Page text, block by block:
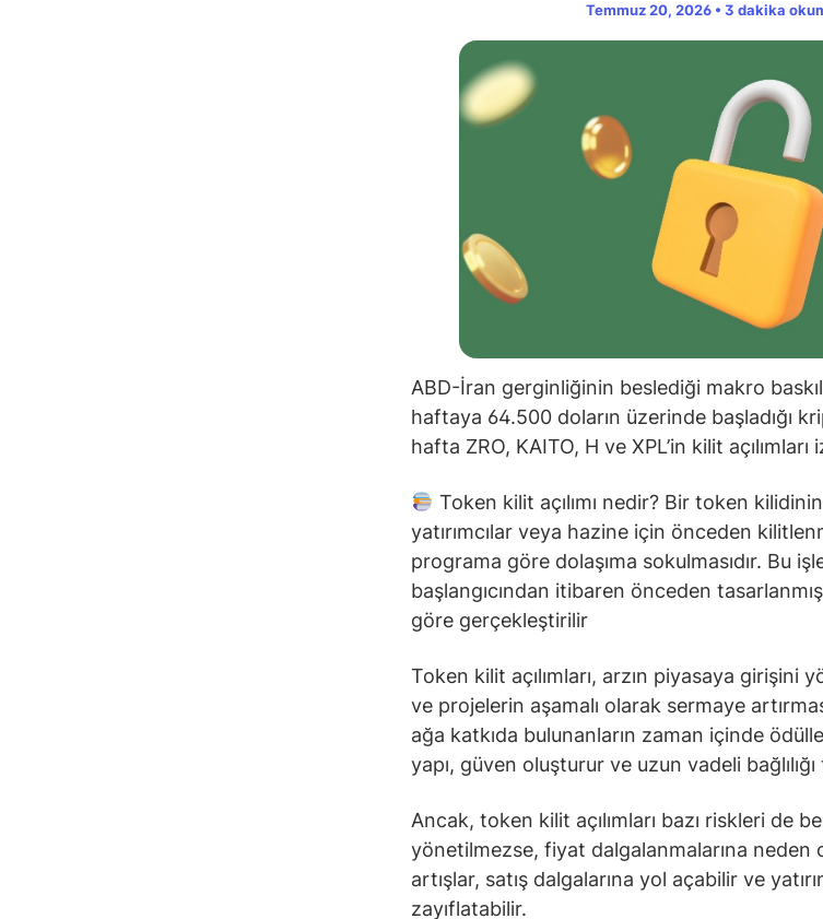
Temmuz 20, 2026 • 3 dakika
ABD-İran gerginliğinin beslediği makro
haftaya 64.500 doların üzerinde başladığı
hafta ZRO, KAITO, H ve XPL’in kilit açılımları
Token kilit açılımı nedir? Bir token
yatırımcılar veya hazine için önceden
programa göre dolaşıma sokulmasıdır. Bu
başlangıcından itibaren önceden
göre gerçekleştirilir
Token kilit açılımları, arzın piyasaya girişini
ve projelerin aşamalı olarak sermaye
ağa katkıda bulunanların zaman içinde
yapı, güven oluşturur ve uzun vadeli
Ancak, token kilit açılımları bazı riskleri de
yönetilmezse, fiyat dalgalanmalarına neden
artışlar, satış dalgalarına yol açabilir ve
zayıflatabilir.